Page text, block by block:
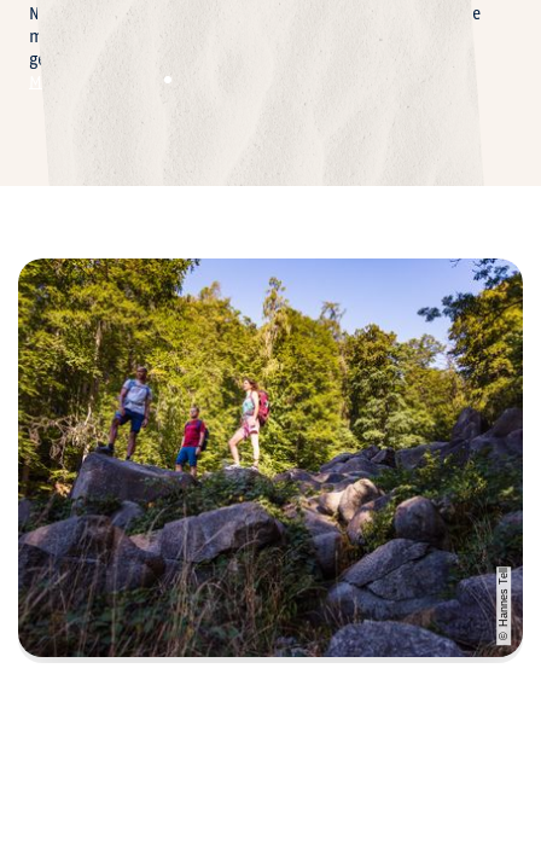
Natur mit Geschichte: Sagen und Mythen ranken sich um die
markanten Felsformationen, historischen Steinbrüche und
geheimnisvollen Bergwerksstollen, die die Region prägen.
©
Hannes Tell